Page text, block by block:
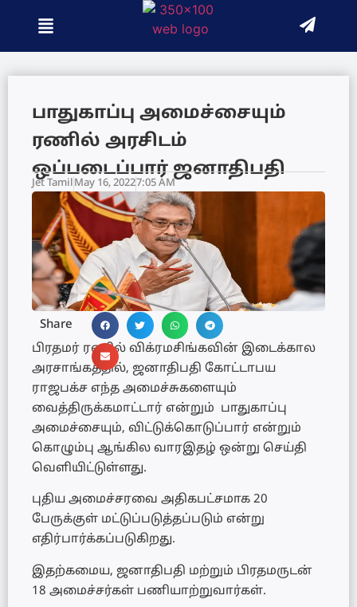
பாதுகாப்பு அமைச்சையும்
ரணில் அரசிடம்
ஒப்படைப்பார் ஜனாதிபதி
Jet TamilMay 16, 20227:05 AM
Share
பிரதமர் ரணில் விக்ரமசிங்கவின் இடைக்கால
அரசாங்கத்தில், ஜனாதிபதி கோட்டாபய
ராஜபக்ச எந்த அமைச்சுகளையும்
வைத்திருக்கமாட்டார் என்றும் பாதுகாப்பு
அமைச்சையும், விட்டுக்கொடுப்பார் என்றும்
கொழும்பு ஆங்கில வாரஇதழ் ஒன்று செய்தி
வெளியிட்டுள்ளது.
புதிய அமைச்சரவை அதிகபட்சமாக 20
பேருக்குள் மட்டுப்படுத்தப்படும் என்று
எதிர்பார்க்கப்படுகிறது.
இதற்கமைய, ஜனாதிபதி மற்றும் பிரதமருடன்
18 அமைச்சர்கள் பணியாற்றுவார்கள்.